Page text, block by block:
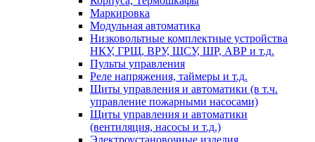
Маркировка
Модульная автоматика
Низковольтные комплектные устройства
НКУ, ГРЩ, ВРУ, ЩСУ, ШР, АВР и т.д.
Пульты управления
Реле напряжения, таймеры и т.д.
Щиты управления и автоматики (в т.ч.
управление пожарными насосами)
Щиты управления и автоматики
(вентиляция, насосы и т.д.)